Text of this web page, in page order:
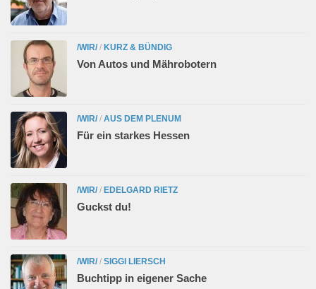
/WIR/ / KURZ & BÜNDIG
Von Autos und Mährobotern
/WIR/ / AUS DEM PLENUM
Für ein starkes Hessen
/WIR/ / EDELGARD RIETZ
Guckst du!
/WIR/ / SIGGI LIERSCH
Buchtipp in eigener Sache